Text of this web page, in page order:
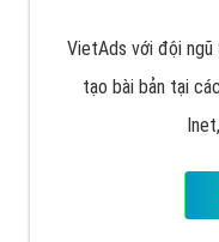
VietAds với đội ngũ
tạo bài bản tại